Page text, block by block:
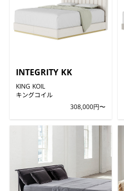
INTEGRITY KK
KING KOIL
キングコイル
308,000円〜